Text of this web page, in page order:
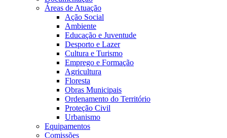
Áreas de Atuação
Ação Social
Ambiente
Educação e Juventude
Desporto e Lazer
Cultura e Turismo
Emprego e Formação
Agricultura
Floresta
Obras Municipais
Ordenamento do Território
Proteção Civil
Urbanismo
Equipamentos
Comissões